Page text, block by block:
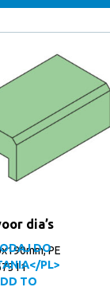
dia’s
PE
DO
PL>
TO